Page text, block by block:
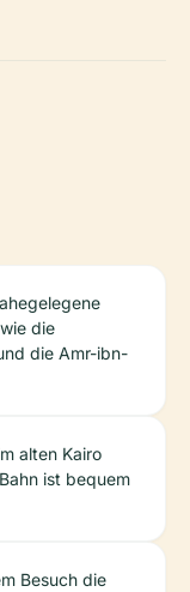
die
die Amr-ibn-
alten Kairo
ist bequem
Besuch die